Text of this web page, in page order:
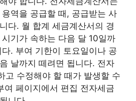
역을 공급할 때, 공급받는 사
다. 월 합계 세금계산서의 경
기가 속하는 다음 달 10일까
. 부여 기한이 토요일이나 공
날까지 떼려면 됩니다. 전자
고 수정해야 할 때가 발생할 수
여 페이지에서 편집 전자세금